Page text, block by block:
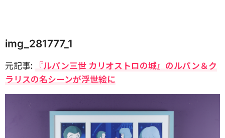
img_281777_1
元記事: 『ルパン三世 カリオストロの城』のルパン＆ク
ラリスの名シーンが浮世絵に